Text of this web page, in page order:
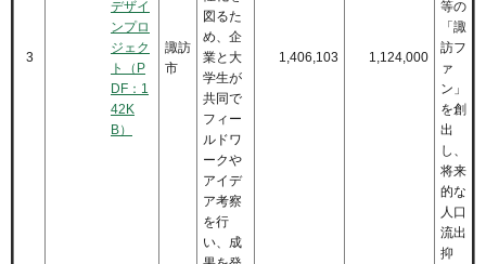
3
デザイ
ンプロ
ジェク
ト（P
DF：1
42K
B）
諏訪
市
図るた
め、企
業と大
学生が
共同で
フィー
ルドワ
ークや
アイデ
ア考察
を行
い、成
1,406,103 1,124,000
等の
「諏
訪フ
ァ
ン」
を創
出
し、
将来
的な
人口
流出
抑